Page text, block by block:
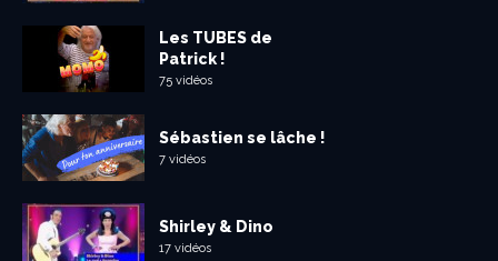
Les TUBES de
Patrick !
75 vidéos
Sébastien se lâche !
7 vidéos
Shirley & Dino
17 vidéos